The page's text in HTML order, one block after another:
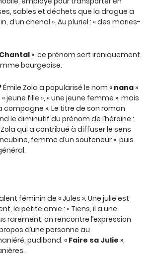
sables et déchets que la drague a
d’un chenal ». Au pluriel : « des maries-
», ce prénom sert ironiquement
bourgeoise.
Émile Zola a popularisé le nom « nana »
jeune fille », « une jeune femme », mais
compagne ». Le titre de son roman
le diminutif du prénom de l’héroïne :
Zola qui a contribué à diffuser le sens
femme d’un souteneur », puis
féminin de « Jules ». Une julie est
la petite amie : « Tiens, il a une
rarement, on rencontre l’expression
d’une personne au
pudibond. « Faire sa Julie »,